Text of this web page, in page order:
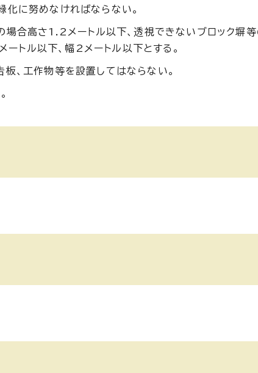
化に努めなければならない。
場合高さ1.2メートル以下、透視できないブロック塀
トル以下、幅2メートル以下とする。
、工作物等を設置してはならない。